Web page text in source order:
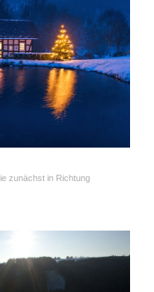
zunächst in Richtung